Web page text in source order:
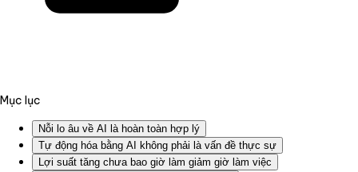
Mục lục
Nỗi lo âu về AI là hoàn toàn hợp lý
Tự động hóa bằng AI không phải là vấn đề thực sự
Lợi suất tăng chưa bao giờ làm giảm giờ làm việc